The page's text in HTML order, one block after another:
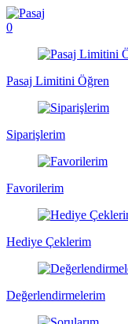
0
Pasaj Limitini Öğren
Siparişlerim
Favorilerim
Hediye Çeklerim
Değerlendirmelerim